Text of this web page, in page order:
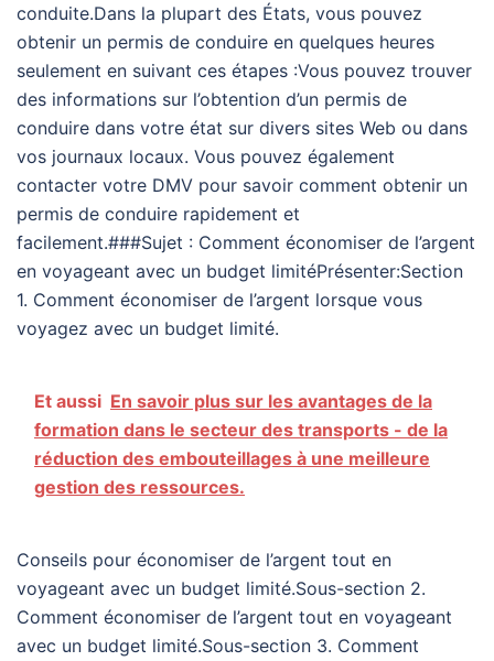
conduite.Dans la plupart des États, vous pouvez
obtenir un permis de conduire en quelques heures
seulement en suivant ces étapes :Vous pouvez trouver
des informations sur l’obtention d’un permis de
conduire dans votre état sur divers sites Web ou dans
vos journaux locaux. Vous pouvez également
contacter votre DMV pour savoir comment obtenir un
permis de conduire rapidement et
facilement.###Sujet : Comment économiser de l’argent
en voyageant avec un budget limitéPrésenter:Section
1. Comment économiser de l’argent lorsque vous
voyagez avec un budget limité.
Et aussi En savoir plus sur les avantages de la
formation dans le secteur des transports - de la
réduction des embouteillages à une meilleure
gestion des ressources.
Conseils pour économiser de l’argent tout en
voyageant avec un budget limité.Sous-section 2.
Comment économiser de l’argent tout en voyageant
avec un budget limité.Sous-section 3. Comment